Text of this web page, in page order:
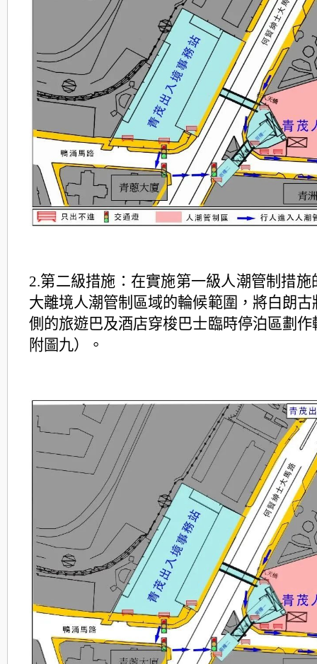
2.第二級措施：在實施第一級人潮管制措施
大離境人潮管制區域的輪候範圍，將白朗古
側的旅遊巴及酒店穿梭巴士臨時停泊區劃作
附圖九）。